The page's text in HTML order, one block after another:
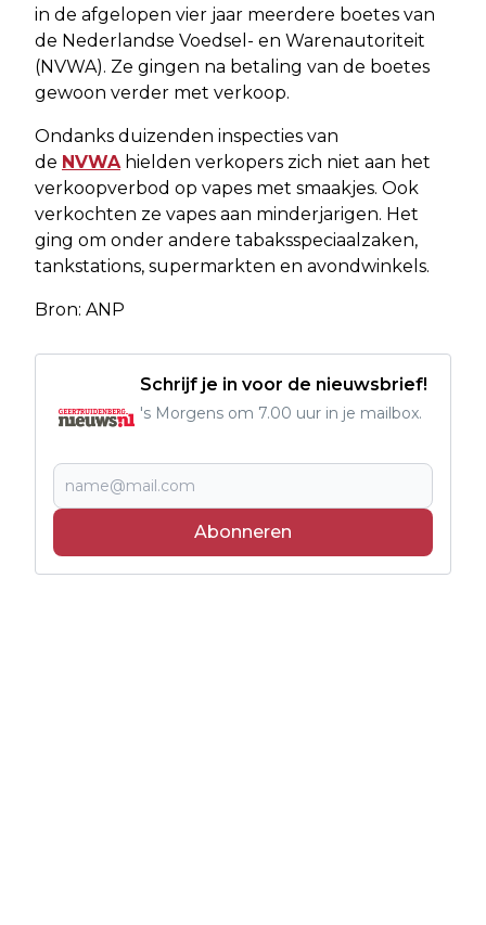
in de afgelopen vier jaar meerdere boetes van
de Nederlandse Voedsel- en Warenautoriteit
(NVWA). Ze gingen na betaling van de boetes
gewoon verder met verkoop.
Ondanks duizenden inspecties van
de NVWA hielden verkopers zich niet aan het
verkoopverbod op vapes met smaakjes. Ook
verkochten ze vapes aan minderjarigen. Het
ging om onder andere tabaksspeciaalzaken,
tankstations, supermarkten en avondwinkels.
Bron: ANP
Schrijf je in voor de nieuwsbrief!
's Morgens om 7.00 uur in je mailbox.
Abonneren